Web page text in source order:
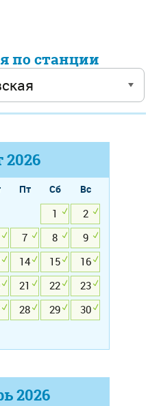
по станции
2026
Пт Сб
Вс
1
2
7 8
9
14 15
16
21 22
23
28 29
30
2026